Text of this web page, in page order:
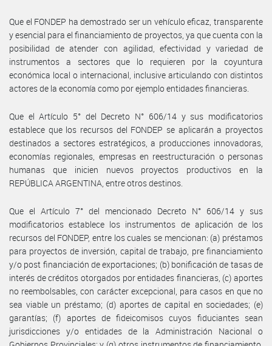
Que el FONDEP ha demostrado ser un vehículo eficaz, transparente
y esencial para el financiamiento de proyectos, ya que cuenta con la
posibilidad de atender con agilidad, efectividad y variedad de
instrumentos a sectores que lo requieren por la coyuntura
económica local o internacional, inclusive articulando con distintos
actores de la economía como por ejemplo entidades financieras.
Que el Artículo 5° del Decreto N° 606/14 y sus modificatorios
establece que los recursos del FONDEP se aplicarán a proyectos
destinados a sectores estratégicos, a producciones innovadoras,
economías regionales, empresas en reestructuración o personas
humanas que inicien nuevos proyectos productivos en la
REPÚBLICA ARGENTINA, entre otros destinos.
Que el Artículo 7° del mencionado Decreto N° 606/14 y sus
modificatorios establece los instrumentos de aplicación de los
recursos del FONDEP, entre los cuales se mencionan: (a) préstamos
para proyectos de inversión, capital de trabajo, pre financiamiento
y/o post financiación de exportaciones; (b) bonificación de tasas de
interés de créditos otorgados por entidades financieras, (c) aportes
no reembolsables, con carácter excepcional, para casos en que no
sea viable un préstamo; (d) aportes de capital en sociedades; (e)
garantías; (f) aportes de fideicomisos cuyos fiduciantes sean
jurisdicciones y/o entidades de la Administración Nacional o